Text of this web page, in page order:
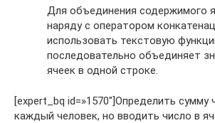
Для объединения содержимого
наряду с оператором
использовать текстовую
последовательно объединяет
ячеек в одной строке.
[expert_bq id=»1570″]Определить сумму
каждый человек, но вводить число в